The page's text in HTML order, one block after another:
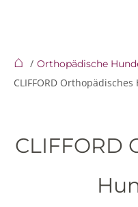
⌂ Orthopädische
CLIFFORD
CLIFFORD